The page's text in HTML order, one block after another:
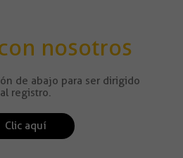
nosotros
de abajo para ser dirigido
al registro.
Clic aquí